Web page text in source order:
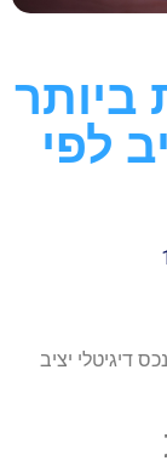
ביותר
לפי
דיגיטלי יציב